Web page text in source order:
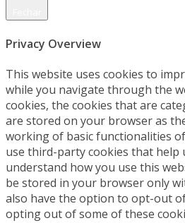
Privacy Overview
This website uses cookies to
while you navigate through the
cookies, the cookies that are
are stored on your browser as
working of basic functionalities
use third-party cookies that help
understand how you use this
be stored in your browser only
also have the option to opt-out
opting out of some of these